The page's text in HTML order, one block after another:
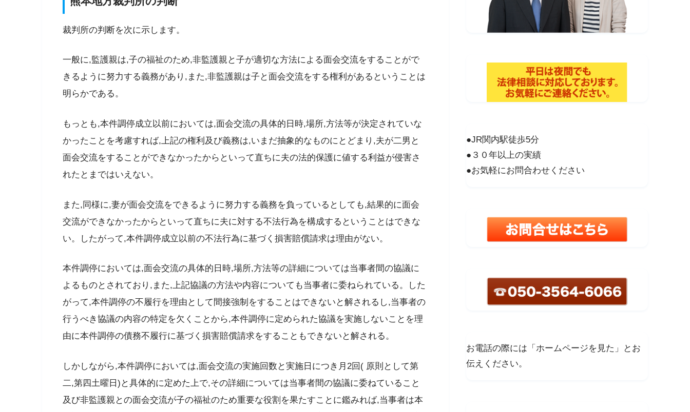
裁判所の判断を次に示します。
一般に,監護親は,子の福祉のため,非監護親と子が適切な方法による面会交流をすることがで
きるように努力する義務があり,また,非監護親は子と面会交流をする権利があるということは
明らかである。
もっとも,本件調停成立以前においては,面会交流の具体的日時,場所,方法等が決定されていな
かったことを考慮すれば,上記の権利及び義務は,いまだ抽象的なものにとどまり,夫が二男と
面会交流をすることができなかったからといって直ちに夫の法的保護に値する利益が侵害さ
れたとまではいえない。
また,同様に,妻が面会交流をできるように努力する義務を負っているとしても,結果的に面会
交流ができなかったからといって直ちに夫に対する不法行為を構成するということはできな
い。したがって,本件調停成立以前の不法行為に基づく損害賠償請求は理由がない。
本件調停においては,面会交流の具体的日時,場所,方法等の詳細については当事者間の協議に
よるものとされており,また,上記協議の方法や内容についても当事者に委ねられている。した
がって,本件調停の不履行を理由として間接強制をすることはできないと解されるし,当事者の
行うべき協議の内容の特定を欠くことから,本件調停に定められた協議を実施しないことを理
由に本件調停の債務不履行に基づく損害賠償請求をすることもできないと解される。
しかしながら,本件調停においては,面会交流の実施回数と実施日につき月2回( 原則として第
二,第四土曜日)と具体的に定めた上で,その詳細については当事者間の協議に委ねていること
及び非監護親との面会交流が子の福祉のため重要な役割を果たすことに鑑みれば,当事者は本
●JR関内駅徒歩5分
●３０年以上の実績
●お気軽にお問合わせください
お電話の際には「ホームページを見た」とお
伝えください。